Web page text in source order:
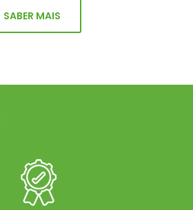
SABER MAIS